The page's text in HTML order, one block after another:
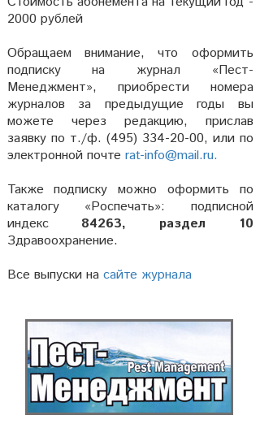
2000 рублей
Обращаем внимание, что оформить
подписку на журнал «Пест-
Менеджмент», приобрести номера
журналов за предыдущие годы вы
можете через редакцию, прислав
заявку по т./ф. (495) 334-20-00, или по
электронной почте rat-info@mail.ru.
Также подписку можно оформить по
каталогу «Роспечать»: подписной
индекс 84263, раздел 10
Здравоохранение.
Все выпуски на сайте журнала